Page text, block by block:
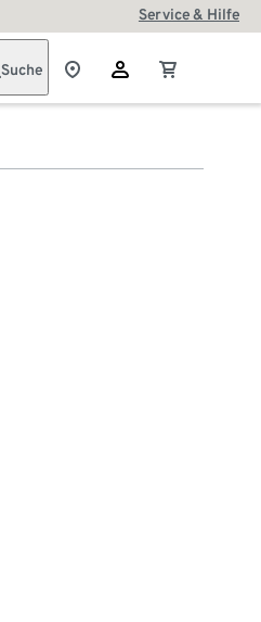
Service & Hilfe
Suche